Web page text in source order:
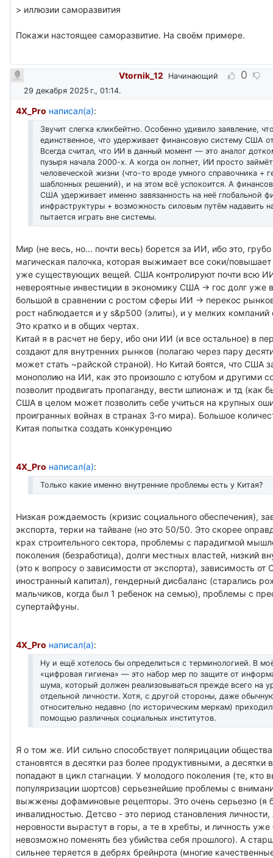
> иллюзии саморазвития
Покажи настоящее саморазвитие. На своём примере.
Vtornik_12 Начинающий 0
29 декабря 2025 г., 01:14.
4X_Pro написал(а):
Звучит слегка кликбейтно. Особенно удивило заявление,
единственное, что удерживает финансовую систему США
Всегда считал, что ИИ в данный момент — это аналог
пузыря начала 2000-х. А когда он лопнет, ИИ просто
человеческой жизни (что-то вроде умного справочника +
шаблонных решений), и на этом всё успокоится. А
США удерживает именно завязанность на неё глобальной
инфраструктуры + возможность силовым путём надавить
пытается играть вне системы.
Мир (не весь, но... почти весь) борется за ИИ, ибо это, грубо
магическая палочка, которая выжимает все соки/
уже существующих вещей. США контролируют почти всю
невероятные инвестиции в экономику США -> гос долг уже
большой в сравнении с ростом сферы ИИ -> перекос
рост наблюдается и у s&p500 (элиты), и у мелких
Это кратко и в общих чертах.
Китай я в расчет не беру, ибо они ИИ (и все остальное) в
создают для внутренних рынков (полагаю через пару
может стать ~райской страной). Но Китай боятся, что США
монополию на ИИ, как это произошло с ютубом и другими
позволит продвигать пропаганду, вести шпионаж и тд (как
США в целом может позволить себе учиться на крупных
проигранных войнах в странах 3‑го мира). Большое
Китая попытка создать конкуренцию
4X_Pro написал(а):
Только какие именно внутренние проблемы есть у Китая?
Низкая рождаемость (кризис социального обеспечения),
экспорта, терки на тайване (но это 50/50. Это скорее
крах строительного сектора, проблемы с парадигмой
поколения (безработица), долги местных властей, низкий
(это к вопросу о зависимости от экспорта), зависимость
иностранный капитал), гендерный дисбаланс (старались
мальчиков, когда был 1 ребенок на семью), проблемы с
супертайфуны.
4X_Pro написал(а):
Ну и ещё хотелось бы определиться с терминологией. В
«цифровая гигиена» — это набор мер по защите от
шума, который должен реализовываться прежде всего на
отдельной личности. Хотя, с другой стороны, даже
относительно недавно (по историческим меркам)
помощью различных социальных институтов.
Я о том же. ИИ сильно способствует полярицации
становятся в десятки раз более продуктивными, а десятки
попадают в цикл стагнации. У молодого поколения (те, кто
популяризации шортсов) серьезнейшие проблемы с
выжжены дофаминовые рецепторы. Это очень серьезно (я
инвалидностью. Детсво - это период становления
неровности вырастут в горы, а те в хребты, и личность уже
невозможно поменять без убийства себя прошлого). А
сильнее теряется в дебрях брейнрота (многие